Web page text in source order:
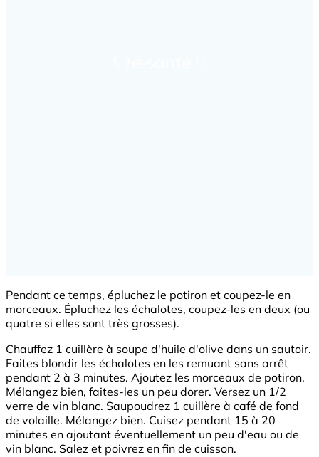
Pendant ce temps, épluchez le potiron et coupez-le en
morceaux. Épluchez les échalotes, coupez-les en deux (ou
quatre si elles sont très grosses).
Chauffez 1 cuillère à soupe d'huile d'olive dans un sautoir.
Faites blondir les échalotes en les remuant sans arrêt
pendant 2 à 3 minutes. Ajoutez les morceaux de potiron.
Mélangez bien, faites-les un peu dorer. Versez un 1/2
verre de vin blanc. Saupoudrez 1 cuillère à café de fond
de volaille. Mélangez bien. Cuisez pendant 15 à 20
minutes en ajoutant éventuellement un peu d'eau ou de
vin blanc. Salez et poivrez en fin de cuisson.